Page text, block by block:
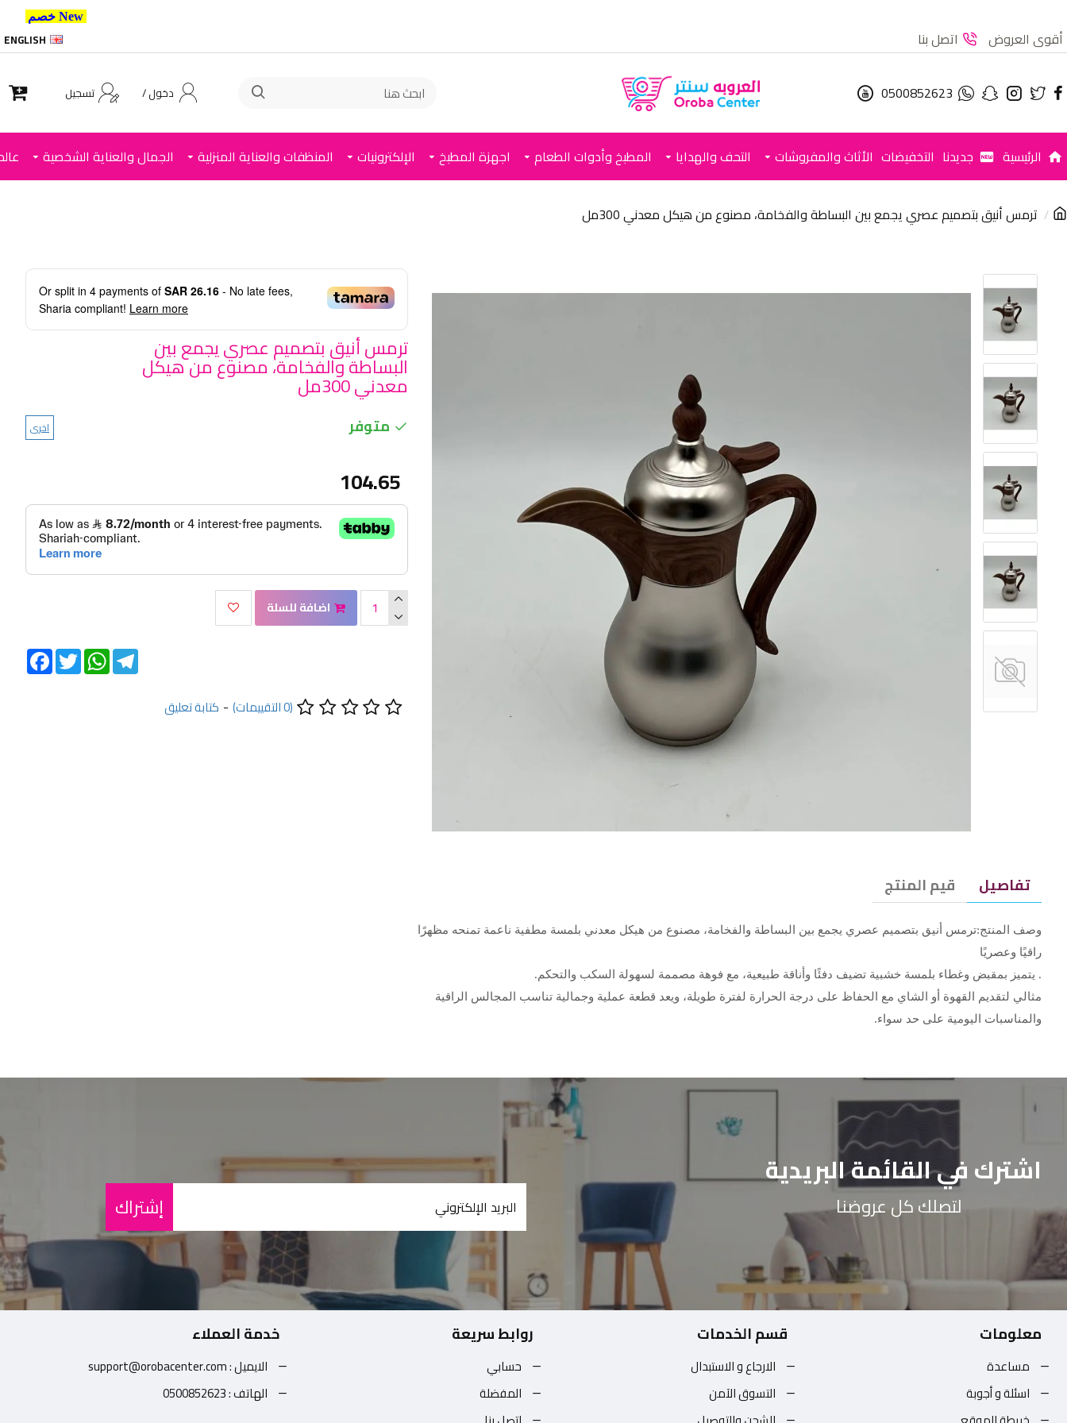
أقوى العروض اتصل بنا ENGLISH
0500852623 دخول / تسجيل
الرئيسية جديدنا التخفيضات الأثاث والمفروشات التحف والهدايا المطبخ وأدوات الطعام اجهزة المطبخ الإلكترونيات المنظفات والعناية المنزلية الجمال والعناية الشخصية
ترمس أنيق بتصميم عصري يجمع بين البساطة والفخامة، مصنوع من هيكل معدني 300مل
Or split in 4 payments of SAR 26.16 - No late fees,
Sharia compliant! Learn more
ترمس أنيق بتصميم عصري يجمع بين
البساطة والفخامة، مصنوع من هيكل
معدني 300مل
متوفر اخرى
(0 التقييمات) - كتابة تعليق
104.65
اضافة للسلة
FacebookTwitter
WhatsAppTelegram
تفاصيل قيم المنتج
وصف المنتج:ترمس أنيق بتصميم عصري يجمع بين البساطة والفخامة، مصنوع من هيكل معدني بلمسة مطفية ناعمة تمنحه مظهرًا
راقيًا وعصريًا
. يتميز بمقبض وغطاء بلمسة خشبية تضيف دفئًا وأناقة طبيعية، مع فوهة مصممة لسهولة السكب والتحكم.
مثالي لتقديم القهوة أو الشاي مع الحفاظ على درجة الحرارة لفترة طويلة، ويعد قطعة عملية وجمالية تناسب المجالس الراقية
والمناسبات اليومية على حد سواء.
اشترك في القائمة البريدية
لتصلك كل عروضنا إشتراك
معلومات
مساعدة
اسئلة و أجوبة
قسم الخدمات
الارجاع و الاستبدال
التسوق الآمن
روابط سريعة
حسابي
المفضلة
خدمة العملاء
الايميل : support@orobacenter.com
الهاتف : 0500852623